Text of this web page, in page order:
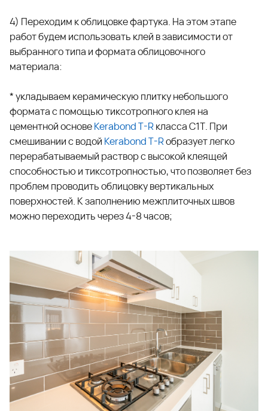
4) Переходим к облицовке фартука. На этом этапе
работ будем использовать клей в зависимости от
выбранного типа и формата облицовочного
материала:
* укладываем керамическую плитку небольшого
формата с помощью тиксотропного клея на
цементной основеKerabond T-Rкласса С1Т. При
смешивании с водой Kerabond T-Rобразует легко
перерабатываемый раствор с высокой клеящей
способностью и тиксотропностью, что позволяет без
проблем проводить облицовку вертикальных
поверхностей. К заполнению межплиточных швов
можно переходить через 4-8 часов;